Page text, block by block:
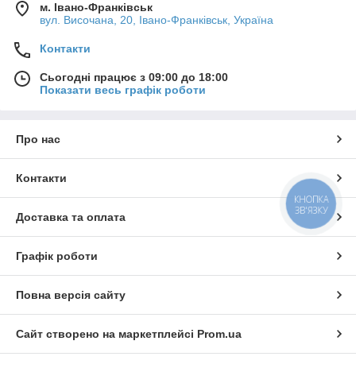
м. Івано-Франківськ
вул. Височана, 20, Івано-Франківськ, Україна
Контакти
Сьогодні працює з 09:00 до 18:00
Показати весь графік роботи
Про нас
Контакти
Доставка та оплата
Графік роботи
Повна версія сайту
Сайт створено на маркетплейсі Prom.ua
КНОПКА
ЗВ'ЯЗКУ